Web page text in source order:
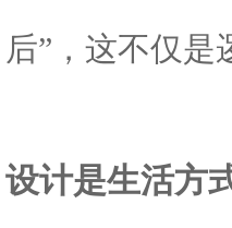
后”，这不仅是
设计是生活方